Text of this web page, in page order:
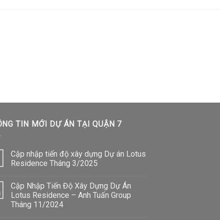
TIN MỚI DỰ ÁN TẠI QUẬN 7
Cập nhập tiến độ xây dựng Dự án Lotus
Residence Tháng 3/2025
Cập Nhập Tiến Độ Xây Dựng Dự Án
Lotus Residence – Anh Tuấn Group
Tháng 11/2024